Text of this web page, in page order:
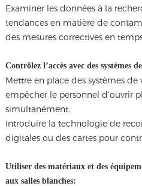
Examiner les données à la
tendances en matière de
des mesures correctives en
Contrôlez l’accès avec des systèmes
Mettre en place des systèmes
empêcher le personnel d’ouvrir
simultanément.
Introduire la technologie de
digitales ou des cartes pour
Utiliser des matériaux et des
aux salles blanches: